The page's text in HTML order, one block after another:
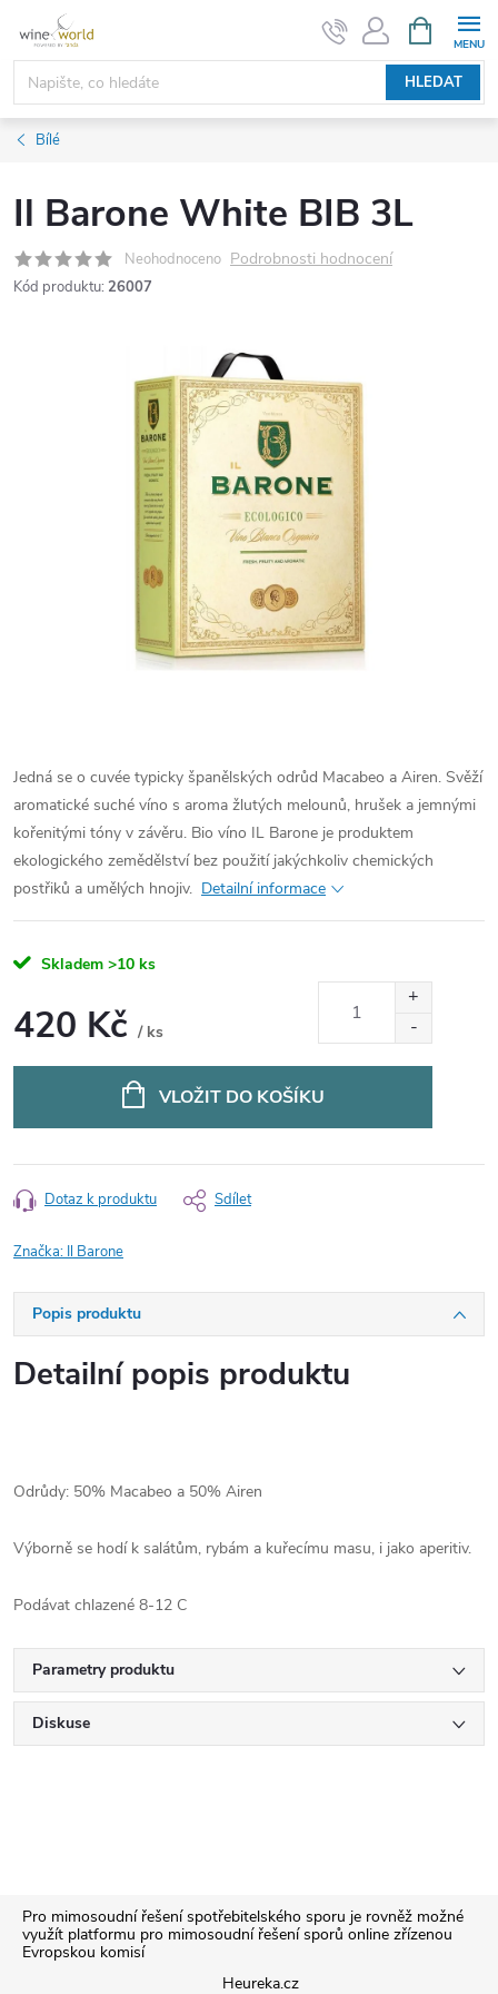
obsah
HLEDAT
NÁKUPNÍ
KOŠÍK
Bílé
Il Barone White BIB 3L
Neohodnoceno Podrobnosti hodnocení
Kód produktu: 26007
Jedná se o cuvée typicky španělských odrůd Macabeo a Airen. Svěží
aromatické suché víno s aroma žlutých melounů, hrušek a jemnými
kořenitými tóny v závěru. Bio víno IL Barone je produktem
ekologického zemědělství bez použití jakýchkoliv chemických
postřiků a umělých hnojiv. Detailní informace
Skladem >10 ks
420 Kč / ks
VLOŽIT DO KOŠÍKU
Dotaz k produktu Sdílet
Značka: Il Barone
Popis produktu
Detailní popis produktu
Odrůdy: 50% Macabeo a 50% Airen
Výborně se hodí k salátům, rybám a kuřecímu masu, i jako aperitiv.
Podávat chlazené 8-12 C
Parametry produktu
Diskuse
ZPro mimosoudní řešení spotřebitelského sporu je rovněž možné
využít platformu pro mimosoudní řešení sporů online zřízenou
Evropskou komisí
Heureka.cz